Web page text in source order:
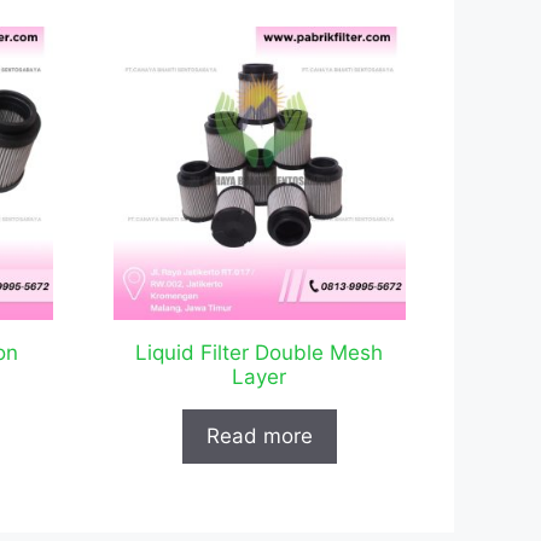
Liquid Filter Double Mesh
Layer
Read more